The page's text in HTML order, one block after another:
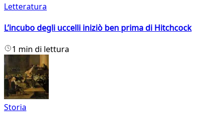
Letteratura
L’incubo degli uccelli iniziò ben prima di Hitchcock
1 min di lettura
Storia